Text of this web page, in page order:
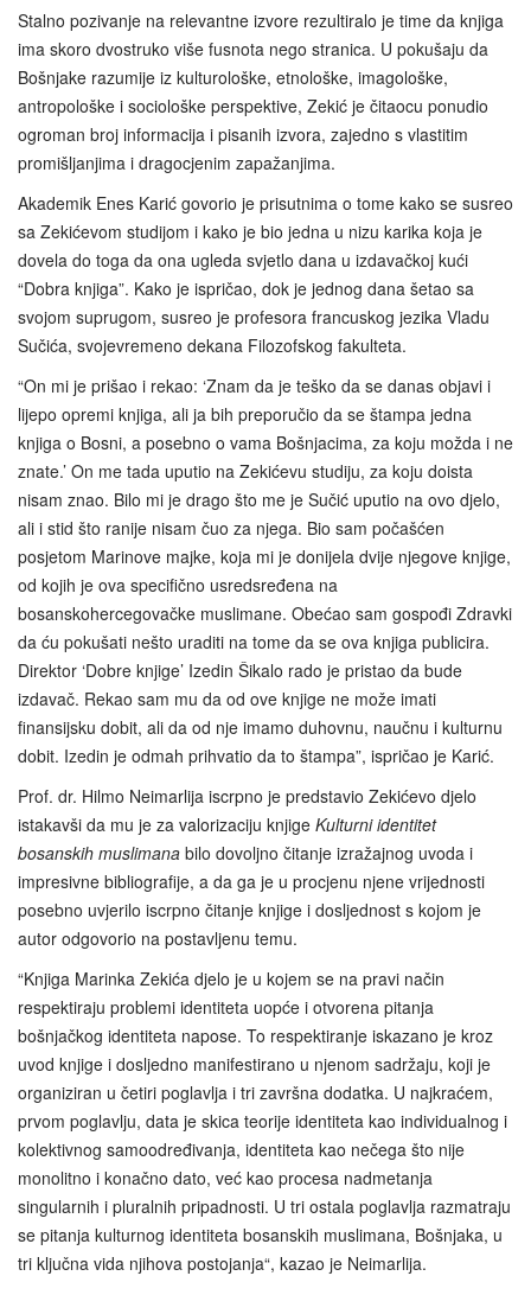
Stalno pozivanje na relevantne izvore rezultiralo je time da knjiga
ima skoro dvostruko više fusnota nego stranica. U pokušaju da
Bošnjake razumije iz kulturološke, etnološke, imagološke,
antropološke i sociološke perspektive, Zekić je čitaocu ponudio
ogroman broj informacija i pisanih izvora, zajedno s vlastitim
promišljanjima i dragocjenim zapažanjima.
Akademik Enes Karić govorio je prisutnima o tome kako se susreo
sa Zekićevom studijom i kako je bio jedna u nizu karika koja je
dovela do toga da ona ugleda svjetlo dana u izdavačkoj kući
“Dobra knjiga”. Kako je ispričao, dok je jednog dana šetao sa
svojom suprugom, susreo je profesora francuskog jezika Vladu
Sučića, svojevremeno dekana Filozofskog fakulteta.
“On mi je prišao i rekao: ‘Znam da je teško da se danas objavi i
lijepo opremi knjiga, ali ja bih preporučio da se štampa jedna
knjiga o Bosni, a posebno o vama Bošnjacima, za koju možda i ne
znate.’ On me tada uputio na Zekićevu studiju, za koju doista
nisam znao. Bilo mi je drago što me je Sučić uputio na ovo djelo,
ali i stid što ranije nisam čuo za njega. Bio sam počašćen
posjetom Marinove majke, koja mi je donijela dvije njegove knjige,
od kojih je ova specifično usredsređena na
bosanskohercegovačke muslimane. Obećao sam gospođi Zdravki
da ću pokušati nešto uraditi na tome da se ova knjiga publicira.
Direktor ‘Dobre knjige’ Izedin Šikalo rado je pristao da bude
izdavač. Rekao sam mu da od ove knjige ne može imati
finansijsku dobit, ali da od nje imamo duhovnu, naučnu i kulturnu
dobit. Izedin je odmah prihvatio da to štampa”, ispričao je Karić.
Prof. dr. Hilmo Neimarlija iscrpno je predstavio Zekićevo djelo
istakavši da mu je za valorizaciju knjige Kulturni identitet
bosanskih muslimana bilo dovoljno čitanje izražajnog uvoda i
impresivne bibliografije, a da ga je u procjenu njene vrijednosti
posebno uvjerilo iscrpno čitanje knjige i dosljednost s kojom je
autor odgovorio na postavljenu temu.
“Knjiga Marinka Zekića djelo je u kojem se na pravi način
respektiraju problemi identiteta uopće i otvorena pitanja
bošnjačkog identiteta napose. To respektiranje iskazano je kroz
uvod knjige i dosljedno manifestirano u njenom sadržaju, koji je
organiziran u četiri poglavlja i tri završna dodatka. U najkraćem,
prvom poglavlju, data je skica teorije identiteta kao individualnog i
kolektivnog samoodređivanja, identiteta kao nečega što nije
monolitno i konačno dato, već kao procesa nadmetanja
singularnih i pluralnih pripadnosti. U tri ostala poglavlja razmatraju
se pitanja kulturnog identiteta bosanskih muslimana, Bošnjaka, u
tri ključna vida njihova postojanja“, kazao je Neimarlija.